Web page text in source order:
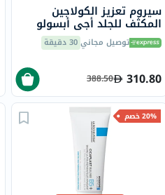
سيروم تعزيز الكولاجين
المكثف للجلد أجي أبسولو
يورياج - 30 ملتوصيل مجاني30 دقيقة
310.80
388.50
20% خصم